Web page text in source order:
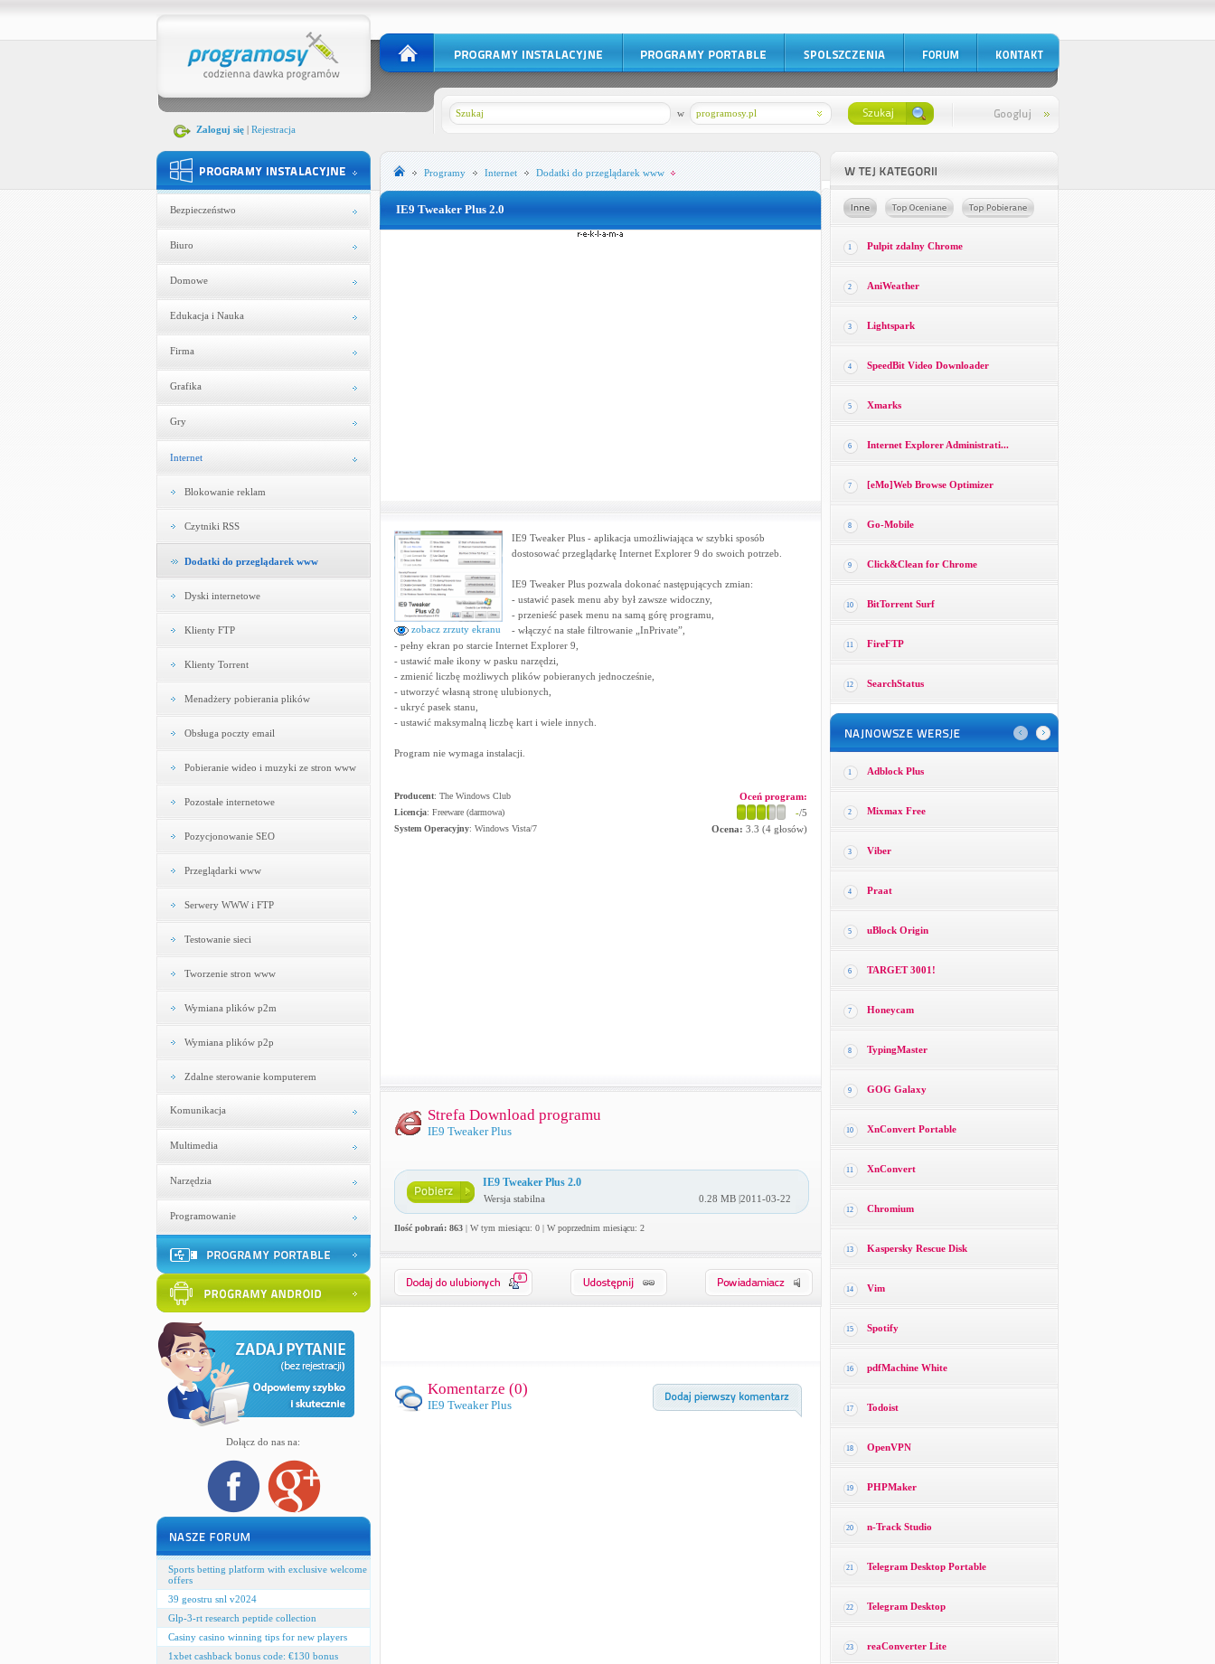
Zaloguj się| Rejestracja
programosy.pl
w
Bezpieczeństwo
Biuro
Domowe
Edukacja i Nauka
Firma
Grafika
Gry
Internet
Blokowanie reklam
Czytniki RSS
Dodatki do przeglądarek www
Dyski internetowe
Klienty FTP
Klienty Torrent
Menadżery pobierania plików
Obsługa poczty email
Pobieranie wideo i muzyki ze stron www
Pozostałe internetowe
Pozycjonowanie SEO
Przeglądarki www
Serwery WWW i FTP
Testowanie sieci
Tworzenie stron www
Wymiana plików p2m
Wymiana plików p2p
Zdalne sterowanie komputerem
Komunikacja
Multimedia
Narzędzia
Programowanie
Dołącz do nas na:
Sports betting platform with exclusive welcome
offers
39 geostru snl v2024
Glp-3-rt research peptide collection
Casiny casino winning tips for new players
1xbet cashback bonus code: €130 bonus
Programy Internet Dodatki do przeglądarek www
IE9 Tweaker Plus 2.0
zobacz zrzuty ekranu
IE9 Tweaker Plus - aplikacja umożliwiająca w szybki sposób
dostosować przeglądarkę Internet Explorer 9 do swoich potrzeb.
IE9 Tweaker Plus pozwala dokonać następujących zmian:
- ustawić pasek menu aby był zawsze widoczny,
- przenieść pasek menu na samą górę programu,
- włączyć na stałe filtrowanie „InPrivate”,
- pełny ekran po starcie Internet Explorer 9,
- ustawić małe ikony w pasku narzędzi,
- zmienić liczbę możliwych plików pobieranych jednocześnie,
- utworzyć własną stronę ulubionych,
- ukryć pasek stanu,
- ustawić maksymalną liczbę kart i wiele innych.
Program nie wymaga instalacji.
Producent: The Windows Club
Licencja: Freeware (darmowa)
System Operacyjny: Windows Vista/7
Oceń program:
-/5
Ocena: 3.3 (4głosów)
Strefa Download programu
IE9 Tweaker Plus
IE9 Tweaker Plus 2.0
Wersja stabilna 0.28 MB |2011-03-22
Ilość pobrań: 863| W tym miesiącu: 0 | W poprzednim miesiącu: 2
0
Komentarze (0)
IE9 Tweaker Plus
1 Pulpit zdalny Chrome
2 AniWeather
3 Lightspark
4 SpeedBit Video Downloader
5 Xmarks
6 Internet Explorer Administrati...
7 [eMo]Web Browse Optimizer
8 Go-Mobile
9 Click&Clean for Chrome
10 BitTorrent Surf
11 FireFTP
12 SearchStatus
1 Adblock Plus
2 Mixmax Free
3 Viber
4 Praat
5 uBlock Origin
6 TARGET 3001!
7 Honeycam
8 TypingMaster
9 GOG Galaxy
10 XnConvert Portable
11 XnConvert
12 Chromium
13 Kaspersky Rescue Disk
14 Vim
15 Spotify
16 pdfMachine White
17 Todoist
18 OpenVPN
19 PHPMaker
20 n-Track Studio
21 Telegram Desktop Portable
22 Telegram Desktop
23 reaConverter Lite